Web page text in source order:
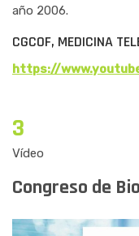
año 2006.
CGCOF, MEDICINA
https://
3
Vídeo
Congreso de